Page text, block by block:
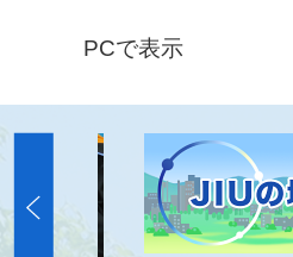
PCで表示